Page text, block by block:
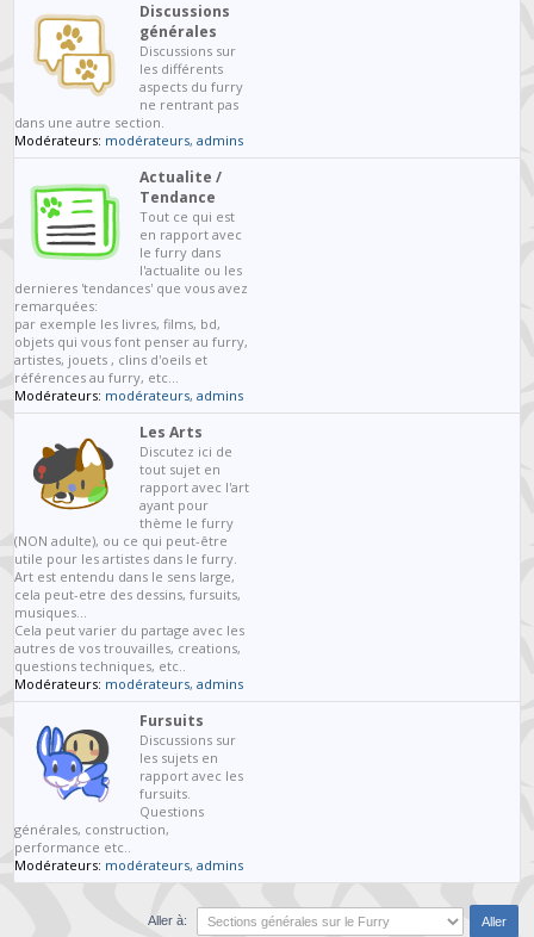
Discussions
générales
Discussions sur
les différents
aspects du furry
ne rentrant pas
dans une autre section.
Modérateurs: modérateurs,admins
Actualite /
Tendance
Tout ce qui est
en rapport avec
le furry dans
l'actualite ou les
dernieres 'tendances' que vous avez
remarquées:
par exemple les livres, films, bd,
objets qui vous font penser au furry,
artistes, jouets , clins d'oeils et
références au furry, etc...
Modérateurs: modérateurs,admins
Les Arts
Discutez ici de
tout sujet en
rapport avec l'art
ayant pour
thème le furry
(NON adulte), ou ce qui peut-être
utile pour les artistes dans le furry.
Art est entendu dans le sens large,
cela peut-etre des dessins, fursuits,
musiques...
Cela peut varier du partage avec les
autres de vos trouvailles, creations,
questions techniques, etc..
Modérateurs: modérateurs,admins
Fursuits
Discussions sur
les sujets en
rapport avec les
fursuits.
Questions
générales, construction,
performance etc..
Modérateurs: modérateurs,admins
Aller à: